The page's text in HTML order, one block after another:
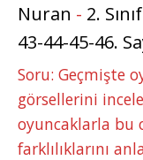
Nuran - 2.
43-44-45-46.
Soru: Geçmişte
görsellerini
oyuncaklarla bu
farklılıklarını